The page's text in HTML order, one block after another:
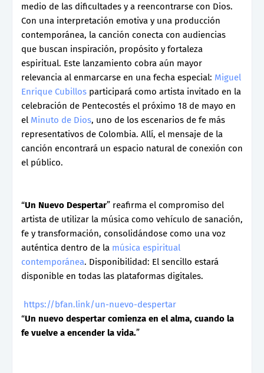
medio de las dificultades y a reencontrarse con Dios.
Con una interpretación emotiva y una producción
contemporánea, la canción conecta con audiencias
que buscan inspiración, propósito y fortaleza
espiritual. Este lanzamiento cobra aún mayor
relevancia al enmarcarse en una fecha especial: Miguel
Enrique Cubillos participará como artista invitado en la
celebración de Pentecostés el próximo 18 de mayo en
el Minuto de Dios, uno de los escenarios de fe más
representativos de Colombia. Allí, el mensaje de la
canción encontrará un espacio natural de conexión con
el público.
“Un Nuevo Despertar” reafirma el compromiso del
artista de utilizar la música como vehículo de sanación,
fe y transformación, consolidándose como una voz
auténtica dentro de la música espiritual
contemporánea. Disponibilidad: El sencillo estará
disponible en todas las plataformas digitales.
https://bfan.link/un-nuevo-despertar
“Un nuevo despertar comienza en el alma, cuando la
fe vuelve a encender la vida.”